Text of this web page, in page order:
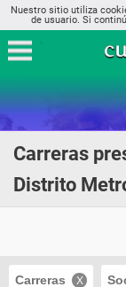
Nuestro sitio utiliza
de usuario. Si
Carreras
Distrito
Carreras